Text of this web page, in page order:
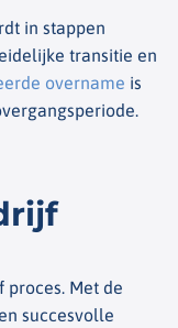
in stappen
transitie en
overname is
proces. Met de
succesvolle